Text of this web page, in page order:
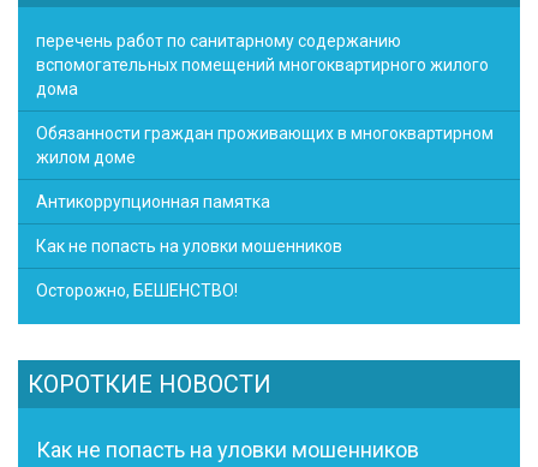
перечень работ по санитарному содержанию
вспомогательных помещений многоквартирного жилого
дома
Обязанности граждан проживающих в многоквартирном
жилом доме
Антикоррупционная памятка
Как не попасть на уловки мошенников
Осторожно, БЕШЕНСТВО!
КОРОТКИЕ НОВОСТИ
Как не попасть на уловки мошенников